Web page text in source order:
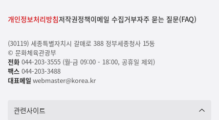
개인정보처리방침저작권정책이메일 수집거부자주 묻는 질문(FAQ)
(30119) 세종특별자치시 갈매로 388 정부세종청사 15동
© 문화체육관광부
전화044-203-3555 (월-금 09:00 - 18:00, 공휴일 제외)
팩스 044-203-3488
대표메일 webmaster@korea.kr
관련사이트